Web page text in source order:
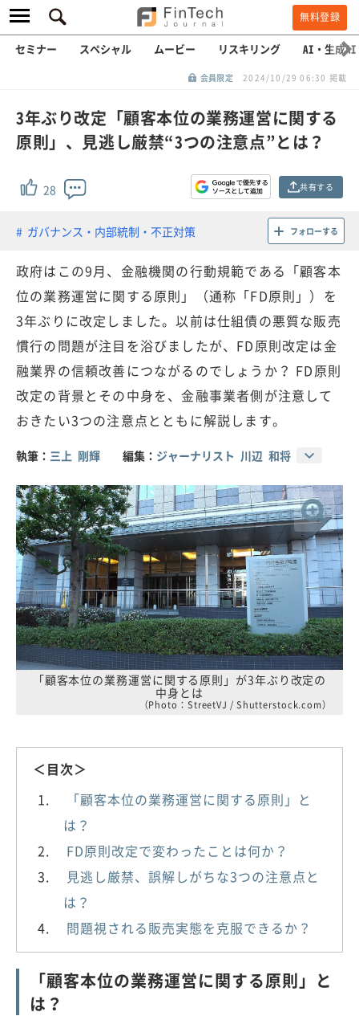
無料登録
セミナー スペシャル ムービー リスキリング AI・生成AI
会員限定 2024/10/29 06:30 掲載
3年ぶり改定「顧客本位の業務運営に関する
原則」、見逃し厳禁“3つの注意点”とは？
28 共有する
ガバナンス・内部統制・不正対策 フォローする
政府はこの9月、金融機関の行動規範である「顧客本
位の業務運営に関する原則」（通称「FD原則」）を
3年ぶりに改定しました。以前は仕組債の悪質な販売
慣行の問題が注目を浴びましたが、FD原則改定は金
融業界の信頼改善につながるのでしょうか？ FD原則
改定の背景とその中身を、金融事業者側が注意して
おきたい3つの注意点とともに解説します。
執筆： 三上 剛輝 編集： ジャーナリスト 川辺 和将
「顧客本位の業務運営に関する原則」が3年ぶり改定の
中身とは
（Photo：StreetVJ / Shutterstock.com）
＜目次＞
「顧客本位の業務運営に関する原則」と
は？
FD原則改定で変わったことは何か？
見逃し厳禁、誤解しがちな3つの注意点と
は？
問題視される販売実態を克服できるか？
「顧客本位の業務運営に関する原則」と
は？